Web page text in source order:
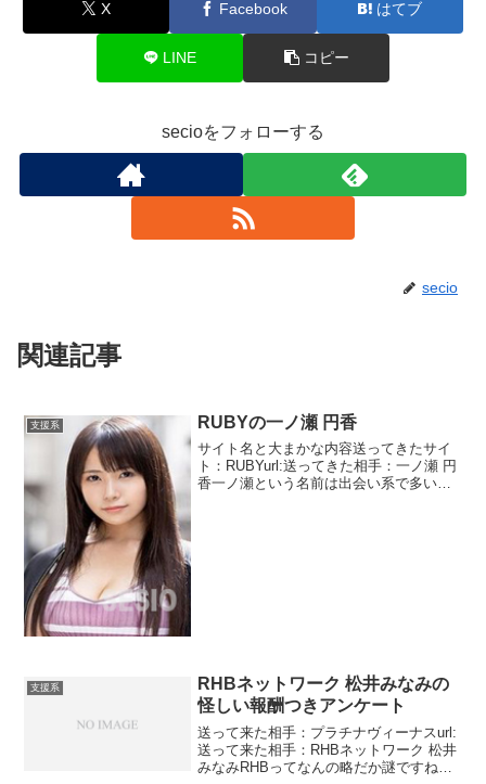
X Facebook はてブ
LINE コピー
secioをフォローする
secio
関連記事
支援系 RUBYの一ノ瀬 円香
サイト名と大まかな内容送ってきたサイ
ト：RUBYurl:送ってきた相手：一ノ瀬 円
香一ノ瀬という名前は出会い系で多いで
支援系
RHBネットワーク 松井みなみの
怪しい報酬つきアンケート
送って来た相手：プラチナヴィーナスurl:
送って来た相手：RHBネットワーク 松井
みなみRHBってなんの略だか謎ですね。